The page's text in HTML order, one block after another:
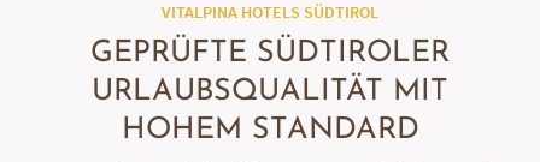
GEPRÜFTE SÜDTIROLER
URLAUBSQUALITÄT MIT
HOHEM STANDARD
VITALPINA HOTELS SÜDTIROL